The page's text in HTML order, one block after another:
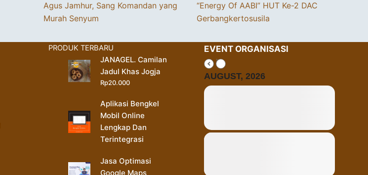
Agus Jamhur, Sang Komandan yang
Murah Senyum
“Energy Of AABI” HUT Ke-2 DAC
Gerbangkertosusila
PRODUK TERBARU
JANAGEL. Camilan
Jadul Khas Jogja
Rp20.000
Aplikasi Bengkel
Mobil Online
Lengkap Dan
Terintegrasi
Jasa Optimasi
Google Maps
EVENT ORGANISASI
AUGUST, 2026